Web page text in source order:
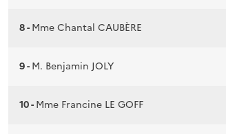
8 -Mme Chantal CAUBÈRE
9 -M. Benjamin JOLY
10 -Mme Francine LE GOFF